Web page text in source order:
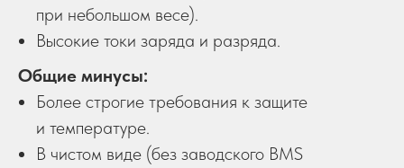
при небольшом весе).
Высокие токи заряда и разряда.
Общие минусы:
Более строгие требования к защите
и температуре.
В чистом виде (без заводского BMS